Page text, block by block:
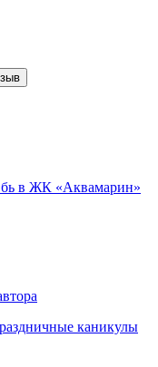
в ЖК «Аквамарин»
каникулы